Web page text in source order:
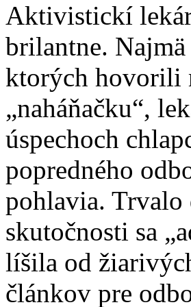
Aktivistickí
brilantne.
ktorých hovorili
„naháňačku“,
úspechoch
popredného
pohlavia. Trvalo
skutočnosti sa
líšila od
článkov pre